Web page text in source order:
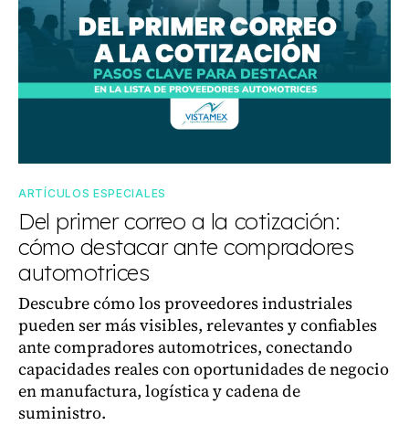
ARTÍCULOS ESPECIALES
Del primer correo a la cotización:
cómo destacar ante compradores
automotrices
Descubre cómo los proveedores industriales
pueden ser más visibles, relevantes y confiables
ante compradores automotrices, conectando
capacidades reales con oportunidades de negocio
en manufactura, logística y cadena de
suministro.